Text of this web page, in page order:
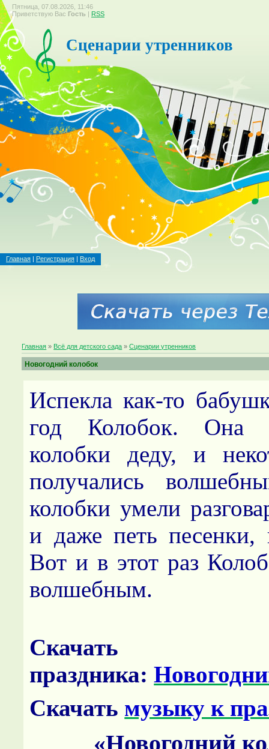
Пятница, 07.08.2026, 11:46
Приветствую Вас Гость | RSS
Сценарии утренников
Главная | Регистрация | Вход
Главная » Всё для детского сада »Сценарии утренников
Новогодний колобок
Испекла как-то
год Колобок. Она
колобки деду, и
получались
колобки умели
и даже петь песенки,
Вот и в этот раз
волшебным.
Скачать
праздника:
Скачать музыку к
«Новогодний